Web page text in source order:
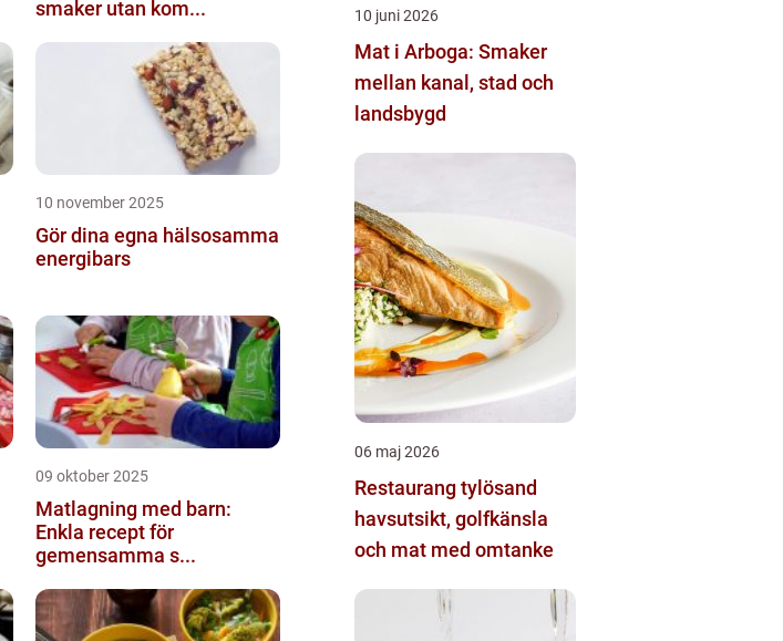
smaker utan kom...
10 november 2025
Gör dina egna hälsosamma
energibars
09 oktober 2025
Matlagning med barn:
Enkla recept för
gemensamma s...
10 juni 2026
Mat i Arboga: Smaker
mellan kanal, stad och
landsbygd
06 maj 2026
Restaurang tylösand
havsutsikt, golfkänsla
och mat med omtanke